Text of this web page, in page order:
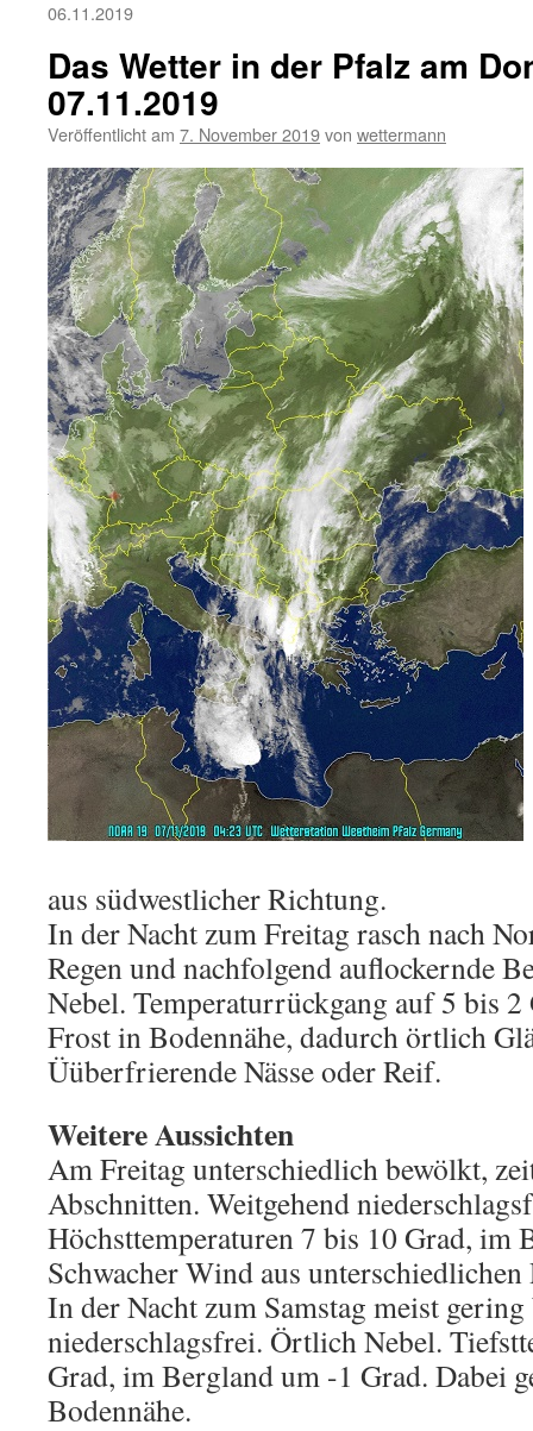
06.11.2019
Das Wetter in der Pfalz am
07.11.2019
Veröffentlicht am 7. November 2019von wettermann
aus südwestlicher Richtung.
In der Nacht zum Freitag rasch nach
Regen und nachfolgend auflockernde
Nebel. Temperaturrückgang auf 5 bis 2
Frost in Bodennähe, dadurch örtlich
Üüberfrierende Nässe oder Reif.
Weitere Aussichten
Am Freitag unterschiedlich bewölkt,
Abschnitten. Weitgehend
Höchsttemperaturen 7 bis 10 Grad, im
Schwacher Wind aus
In der Nacht zum Samstag meist
niederschlagsfrei. Örtlich Nebel.
Grad, im Bergland um -1 Grad. Dabei
Bodennähe.